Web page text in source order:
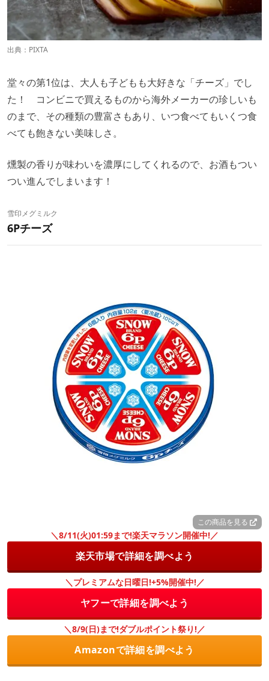
出典：PIXTA
堂々の第1位は、大人も子どもも大好きな「チーズ」でし
た！ コンビニで買えるものから海外メーカーの珍しいも
のまで、その種類の豊富さもあり、いつ食べてもいくつ食
べても飽きない美味しさ。
燻製の香りが味わいを濃厚にしてくれるので、お酒もつい
つい進んでしまいます！
雪印メグミルク
6Pチーズ
この商品を見る
＼8/11(火)01:59まで!楽天マラソン開催中!／
楽天市場で詳細を調べよう
＼プレミアムな日曜日!+5%開催中!／
ヤフーで詳細を調べよう
＼8/9(日)まで!ダブルポイント祭り!／
Amazonで詳細を調べよう